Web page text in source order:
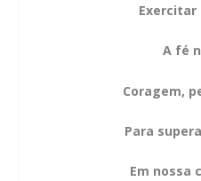
Exercitar
A fé
Coragem,
Para
Em nossa